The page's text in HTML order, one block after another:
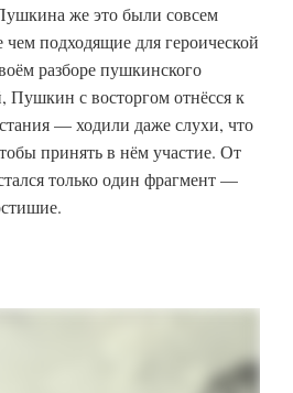
же это были совсем
подходящие для героической
разборе пушкинского
Пушкин с восторгом отнёсся к
— ходили даже слухи, что
принять в нём участие. От
только один фрагмент —